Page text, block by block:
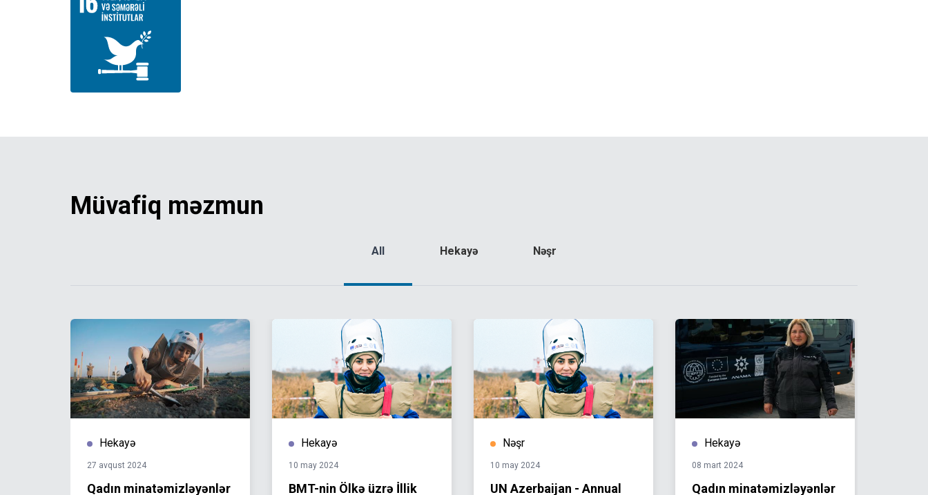
Müvafiq məzmun
All Hekayə Nəşr
Hekayə
27 avqust 2024
Qadın minatəmizləyənlər
Hekayə
10 may 2024
BMT-nin Ölkə üzrə İllik
Nəşr
10 may 2024
UN Azerbaijan - Annual
Hekayə
08 mart 2024
Qadın minatəmizləyənlər